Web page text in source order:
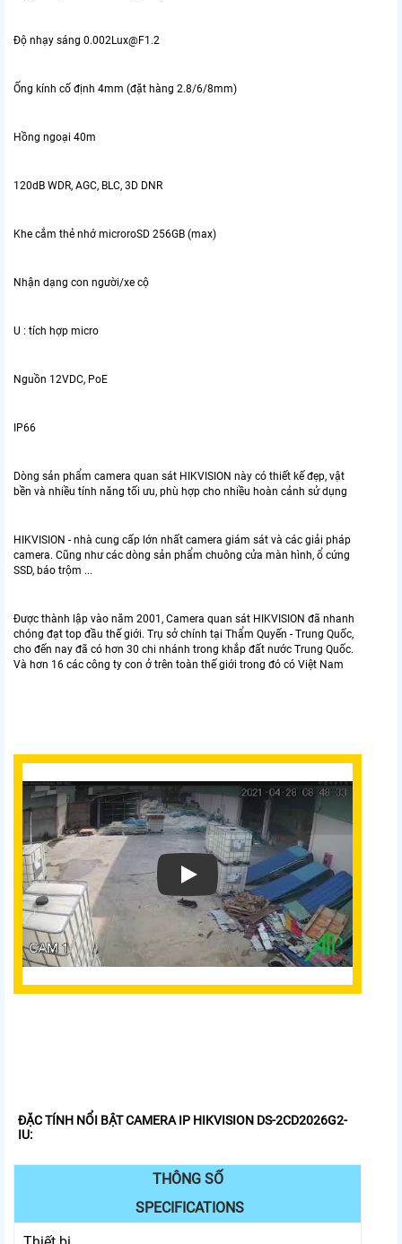
Độ nhạy sáng 0.002Lux@F1.2
Ống kính cố định 4mm (đặt hàng 2.8/6/8mm)
Hồng ngoại 40m
120dB WDR, AGC, BLC, 3D DNR
Khe cắm thẻ nhớ microroSD 256GB (max)
Nhận dạng con người/xe cộ
U : tích hợp micro
Nguồn 12VDC, PoE
IP66
Dòng sản phẩm camera quan sát HIKVISION này có thiết kế đẹp, vật
bền và nhiều tính năng tối ưu, phù hợp cho nhiều hoàn cảnh sử dụng
HIKVISION - nhà cung cấp lớn nhất camera giám sát và các giải pháp
camera. Cũng như các dòng sản phẩm chuông cửa màn hình, ổ cứng
SSD, báo trộm ...
Được thành lập vào năm 2001, Camera quan sát HIKVISION đã nhanh
chóng đạt top đầu thế giới. Trụ sở chính tại Thẩm Quyến - Trung Quốc,
cho đến nay đã có hơn 30 chi nhánh trong khắp đất nước Trung Quốc.
Và hơn 16 các công ty con ở trên toàn thế giới trong đó có Việt Nam
Xem video DS-2CD2026G2-IU Camera IP
ĐẶC TÍNH NỔI BẬT CAMERA IP HIKVISION DS-2CD2026G2-
IU:
THÔNG SỐ
SPECIFICATIONS